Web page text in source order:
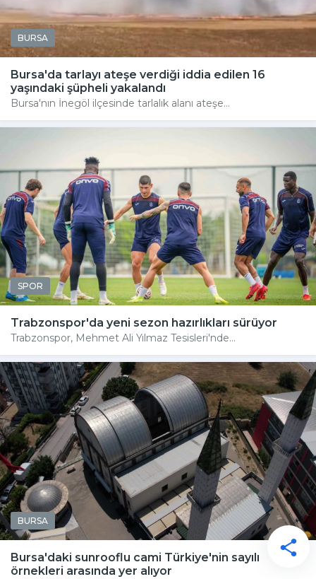
BURSA
Bursa'da tarlayı ateşe verdiği iddia edilen 16
yaşındaki şüpheli yakalandı
Bursa'nın İnegöl ilçesinde tarlalık alanı ateşe...
SPOR
Trabzonspor'da yeni sezon hazırlıkları sürüyor
Trabzonspor, Mehmet Ali Yılmaz Tesisleri'nde...
BURSA
Bursa'daki sunrooflu cami Türkiye'nin sayılı
örnekleri arasında yer alıyor